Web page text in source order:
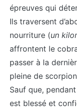
épreuves qui
Ils traversent
nourriture (un
affrontent le
passer à la
pleine de
Sauf que,
est blessé et